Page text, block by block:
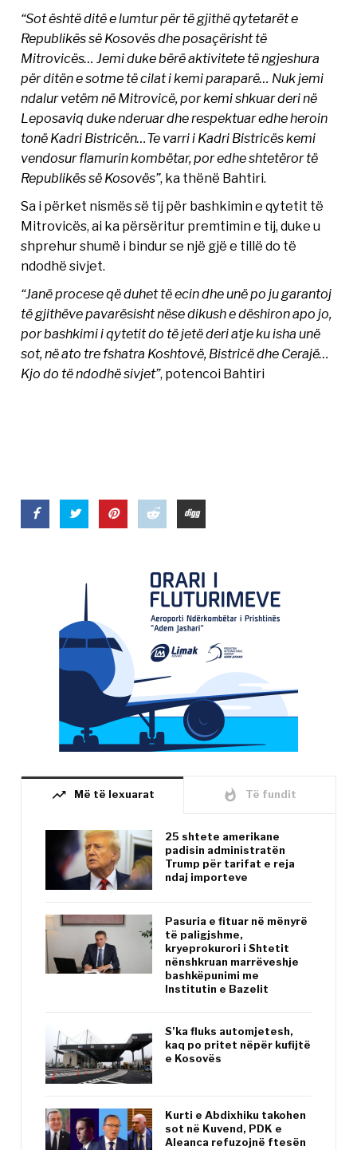
“Sot është ditë e lumtur për të gjithë qytetarët e
Republikës së Kosovës dhe posaçërisht të
Mitrovicës… Jemi duke bërë aktivitete të ngjeshura
për ditën e sotme të cilat i kemi paraparë… Nuk jemi
ndalur vetëm në Mitrovicë, por kemi shkuar deri në
Leposaviq duke nderuar dhe respektuar edhe heroin
tonë Kadri Bistricën…Te varri i Kadri Bistricës kemi
vendosur flamurin kombëtar, por edhe shtetëror të
Republikës së Kosovës”, ka thënë Bahtiri.
Sa i përket nismës së tij për bashkimin e qytetit të
Mitrovicës, ai ka përsëritur premtimin e tij, duke u
shprehur shumë i bindur se një gjë e tillë do të
ndodhë sivjet.
“Janë procese që duhet të ecin dhe unë po ju garantoj
të gjithëve pavarësisht nëse dikush e dëshiron apo jo,
por bashkimi i qytetit do të jetë deri atje ku isha unë
sot, në ato tre fshatra Koshtovë, Bistricë dhe Cerajë…
Kjo do të ndodhë sivjet”, potencoi Bahtiri
trending_up Më të lexuarat whatshot Të fundit
25 shtete amerikane
padisin administratën
Trump për tarifat e reja
ndaj importeve
Pasuria e fituar në mënyrë
të paligjshme,
kryeprokurori i Shtetit
nënshkruan marrëveshje
bashkëpunimi me
Institutin e Bazelit
S’ka fluks automjetesh,
kaq po pritet nëpër kufijtë
e Kosovës
Kurti e Abdixhiku takohen
sot në Kuvend, PDK e
Aleanca refuzojnë ftesën